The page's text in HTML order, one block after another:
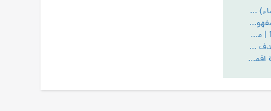
اسئلة و اجوبة (للنساء) ج5- محاضرات جبل عامل
مقدمة في معنى المفهوم و المنطوق
كتاب معرفة الله ج1 | مع PDF
سبيل الفلاح ج1: هدف الله تعالى وغايته من خلق الانسان
من ادلة الامامة (آية افمن يهدي الي الحق... ومبدا لزوم اتباع الحق)